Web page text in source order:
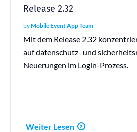
Release 2.32
byMobile Event App Team
Mit dem Release 2.32
auf datenschutz- und
Neuerungen im Login-Prozess.
Weiter Lesen